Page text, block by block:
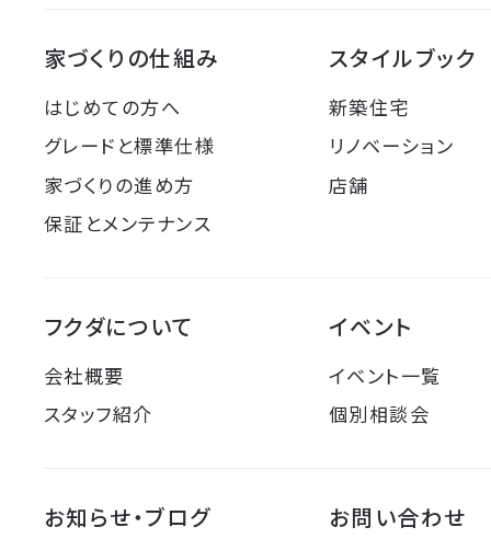
家づくりの仕組み
はじめての方へ
グレードと標準仕様
家づくりの進め方
保証とメンテナンス
スタイルブック
新築住宅
リノベーション
店舗
フクダについて
会社概要
スタッフ紹介
イベント
イベント一覧
個別相談会
お知らせ・ブログ お問い合わせ